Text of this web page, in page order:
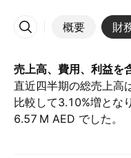
概要 財
その他
売上高、費用、利益を
直近四半期の総売上高
比較して3.10%増とな
‪6.57 M‬ AED でした。